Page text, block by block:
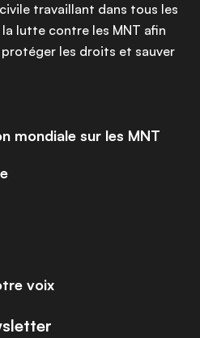
travaillant dans tous les
lutte contre les MNT afin
les droits et sauver
mondiale sur les MNT
voix